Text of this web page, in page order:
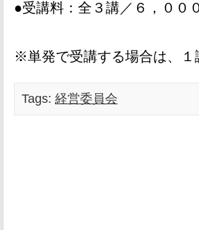
●受講料：全３講／６，００
※単発で受講する場合は、１
Tags: 経営委員会